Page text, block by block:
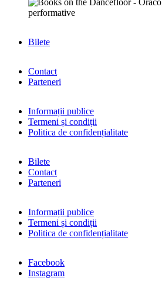
Bilete
Contact
Parteneri
Informații publice
Termeni și condiții
Politica de confidențialitate
Bilete
Contact
Parteneri
Informații publice
Termeni și condiții
Politica de confidențialitate
Facebook
Instagram